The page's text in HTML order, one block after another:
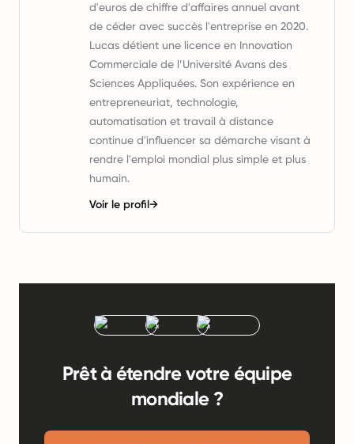
d'euros de chiffre d'affaires annuel avant
de céder avec succès l'entreprise en 2020.
Lucas détient une licence en Innovation
Commerciale de l’Université Avans des
Sciences Appliquées. Son expérience en
entrepreneuriat, technologie,
automatisation et travail à distance
continue d'influencer sa démarche visant à
rendre l'emploi mondial plus simple et plus
humain.
Voir le profil→
Prêt à étendre votre équipe
mondiale ?